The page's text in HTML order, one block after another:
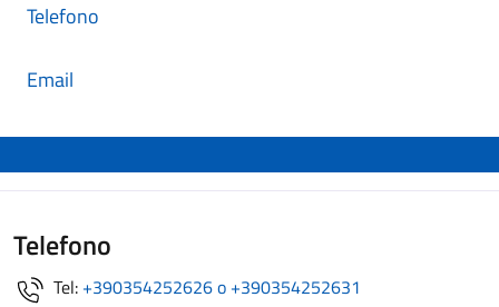
Telefono
Email
Telefono
Tel: +390354252626 o +390354252631